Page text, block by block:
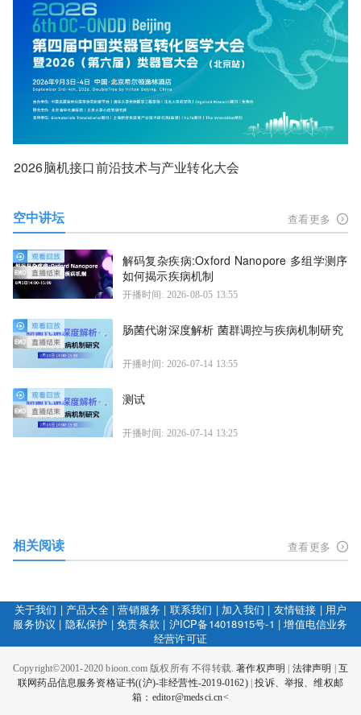
2026脑机接口前沿技术与产业转化大会
空中讲坛 查看更多
解码复杂疾病:Oxford Nanopore 多组学测序
如何揭示疾病机制
开播时间: 2026-08-05 13:55
肠菌代谢深度解析 菌群调控与疾病机制研究
开播时间: 2026-07-14 13:55
测试
开播时间: 2026-07-14 13:25
相关阅读 查看更多
关于我们 | 产品大全|营销服务 | 联系我们 | 加入我们 | 友情链接 | 用户
服务协议 | 隐私保护 |免责条款 | 沪ICP备14018915号-1 |增值电信业务
经营许可证
Copyright©2001-2020 bioon.com 版权所有 不得转载.著作权声明 法律声明
互
联网药品信息服务资格证书((沪)-非经营性-2019-0162)|投诉、举报、维权邮
箱：editor@medsci.cn<